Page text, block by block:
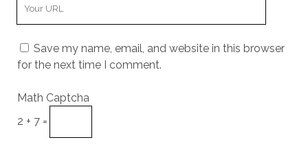
Save my name, email, and website in this browser
for the next time I comment.
Math Captcha
2 + 7 =